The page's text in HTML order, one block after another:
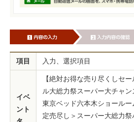
項目 入力、選択項目
イベ
ント
【絶対お得な売り尽くしセ
ル大総力祭スーパー大チャン
東京ベッド六本木ショール
定売尽し＞スーパー大総力祭